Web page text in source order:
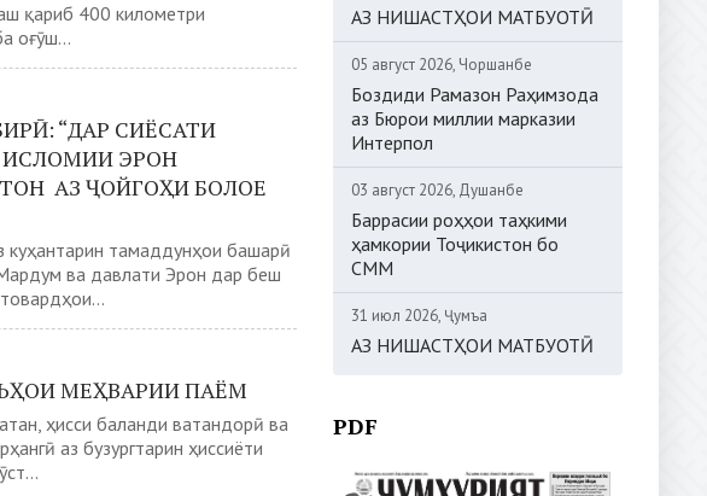
қариб 400 километри
оғӯш...
“ДАР СИЁСАТИ
ЭРОН
АЗ ҶОЙГОҲИ БОЛОЕ
куҳантарин тамаддунҳои башарӣ
ва давлати Эрон дар беш
МЕҲВАРИИ ПАЁМ
ҳисси баланди ватандорӣ ва
аз бузургтарин ҳиссиёти
АЗ НИШАСТҲОИ МАТБУОТӢ
05 август 2026, Чоршанбе
Боздиди Рамазон Раҳимзода
аз Бюрои миллии марказии
Интерпол
03 август 2026, Душанбе
Баррасии роҳҳои таҳкими
ҳамкории Тоҷикистон бо
СММ
31 июл 2026, Ҷумъа
АЗ НИШАСТҲОИ МАТБУОТӢ
PDF